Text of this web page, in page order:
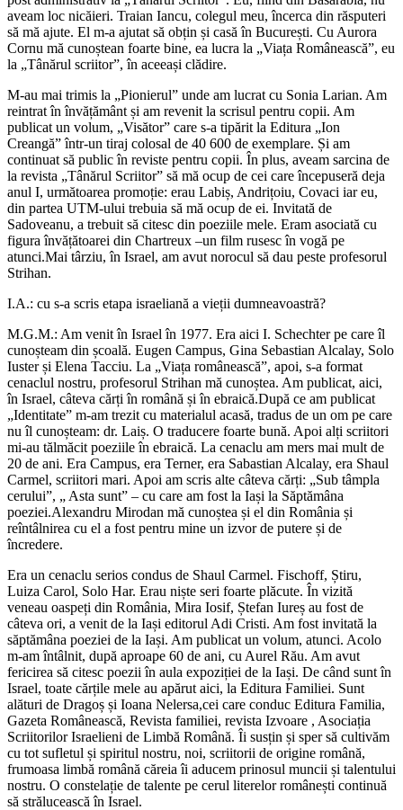
aveam loc nicăieri. Traian Iancu, colegul meu, încerca din răsputeri
să mă ajute. El m-a ajutat să obțin și casă în București. Cu Aurora
Cornu mă cunoștean foarte bine, ea lucra la „Viața Românească”, eu
la „Tânărul scriitor”, în aceeași clădire.
M-au mai trimis la „Pionierul” unde am lucrat cu Sonia Larian. Am
reintrat în învățământ și am revenit la scrisul pentru copii. Am
publicat un volum, „Visător” care s-a tipărit la Editura „Ion
Creangă” într-un tiraj colosal de 40 600 de exemplare. Și am
continuat să public în reviste pentru copii. În plus, aveam sarcina de
la revista „Tânărul Scriitor” să mă ocup de cei care începuseră deja
anul I, următoarea promoție: erau Labiș, Andrițoiu, Covaci iar eu,
din partea UTM-ului trebuia să mă ocup de ei. Invitată de
Sadoveanu, a trebuit să citesc din poeziile mele. Eram asociată cu
figura învățătoarei din Chartreux –un film rusesc în vogă pe
atunci.Mai târziu, în Israel, am avut norocul să dau peste profesorul
Strihan.
I.A.: cu s-a scris etapa israeliană a vieții dumneavoastră?
M.G.M.: Am venit în Israel în 1977. Era aici I. Schechter pe care îl
cunoșteam din școală. Eugen Campus, Gina Sebastian Alcalay, Solo
Iuster și Elena Tacciu. La „Viața românească”, apoi, s-a format
cenaclul nostru, profesorul Strihan mă cunoștea. Am publicat, aici,
în Israel, câteva cărți în română și în ebraică.După ce am publicat
„Identitate” m-am trezit cu materialul acasă, tradus de un om pe care
nu îl cunoșteam: dr. Laiș. O traducere foarte bună. Apoi alți scriitori
mi-au tălmăcit poeziile în ebraică. La cenaclu am mers mai mult de
20 de ani. Era Campus, era Terner, era Sabastian Alcalay, era Shaul
Carmel, scriitori mari. Apoi am scris alte câteva cărți: „Sub tâmpla
cerului”, „ Asta sunt” – cu care am fost la Iași la Săptămâna
poeziei.Alexandru Mirodan mă cunoștea și el din România și
reîntâlnirea cu el a fost pentru mine un izvor de putere și de
încredere.
Era un cenaclu serios condus de Shaul Carmel. Fischoff, Știru,
Luiza Carol, Solo Har. Erau niște seri foarte plăcute. În vizită
veneau oaspeți din România, Mira Iosif, Ștefan Iureș au fost de
câteva ori, a venit de la Iași editorul Adi Cristi. Am fost invitată la
săptămâna poeziei de la Iași. Am publicat un volum, atunci. Acolo
m-am întâlnit, după aproape 60 de ani, cu Aurel Rău. Am avut
fericirea să citesc poezii în aula expoziției de la Iași. De când sunt în
Israel, toate cărțile mele au apărut aici, la Editura Familiei. Sunt
alături de Dragoș și Ioana Nelersa,cei care conduc Editura Familia,
Gazeta Românească, Revista familiei, revista Izvoare , Asociația
Scriitorilor Israelieni de Limbă Română. Îi susțin și sper să cultivăm
cu tot sufletul și spiritul nostru, noi, scriitorii de origine română,
frumoasa limbă română căreia îi aducem prinosul muncii și talentului
nostru. O constelație de talente pe cerul literelor românești continuă
să strălucească în Israel.